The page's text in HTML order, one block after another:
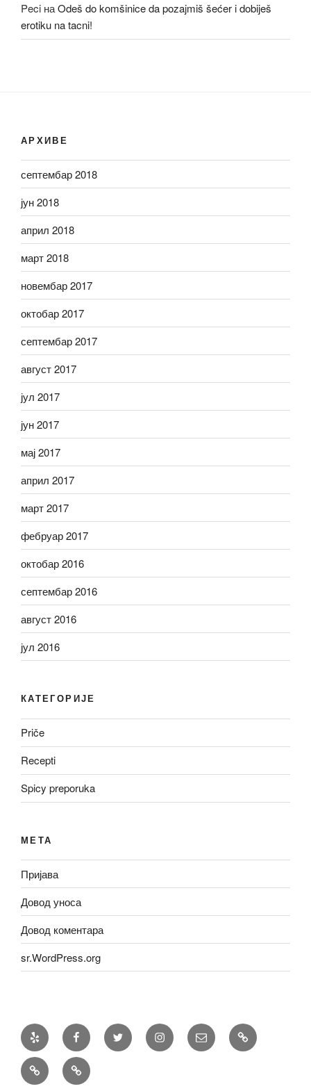
Peci наOdeš do komšinice da pozajmiš šećer i dobiješ
erotiku na tacni!
АРХИВЕ
септембар 2018
јун 2018
април 2018
март 2018
новембар 2017
октобар 2017
септембар 2017
август 2017
јул 2017
јун 2017
мај 2017
април 2017
март 2017
фебруар 2017
октобар 2016
септембар 2016
август 2016
јул 2016
КАТЕГОРИЈЕ
Priče
Recepti
Spicy preporuka
МЕТА
Пријава
Довод уноса
Довод коментара
sr.WordPress.org
Yelp FacebookTwitter InstagramEmail Recepti
Priče
Spicy
preporuka